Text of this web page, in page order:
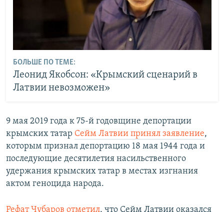
БОЛЬШЕ ПО ТЕМЕ:
Леонид Якобсон: «Крымский сценарий в
Латвии невозможен»
9 мая 2019 года к 75-й годовщине депортации
крымских татар Сейм Латвии принял заявление,
которым признал депортацию 18 мая 1944 года и
последующие десятилетия насильственного
удержания крымских татар в местах изгнания
актом геноцида народа.
Рефат Чубаров отметил, что Сейм Латвии оказался